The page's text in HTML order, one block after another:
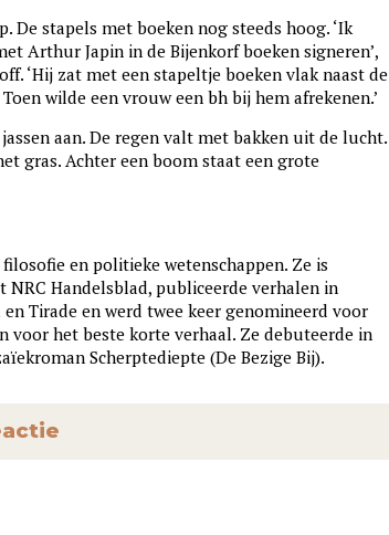
De stapels met boeken nog steeds hoog. ‘Ik
Arthur Japin in de Bijenkorf boeken signeren’,
‘Hij zat met een stapeltje boeken vlak naast de
wilde een vrouw een bh bij hem afrekenen.’
aan. De regen valt met bakken uit de lucht.
gras. Achter een boom staat een grote
en politieke wetenschappen. Ze is
NRC Handelsblad, publiceerde verhalen in
Tirade en werd twee keer genomineerd voor
voor het beste korte verhaal. Ze debuteerde in
Scherptediepte (De Bezige Bij).